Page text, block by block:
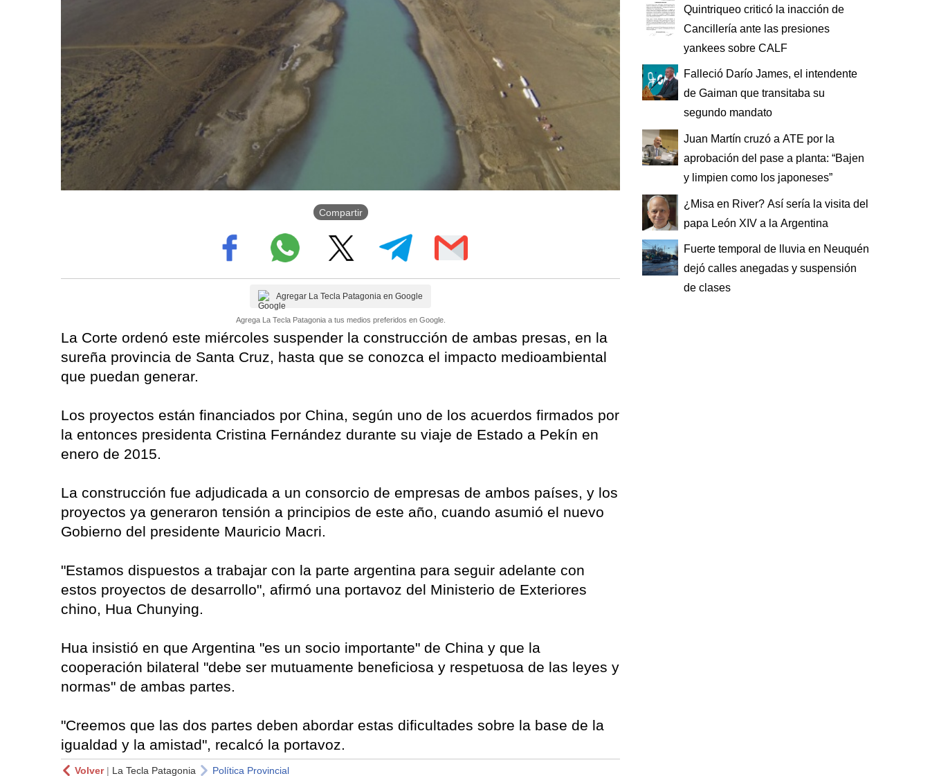
Compartir
Agregar La Tecla Patagonia en Google
Agrega La Tecla Patagonia a tus medios preferidos en Google.
La Corte ordenó este miércoles suspender la construcción de ambas presas, en la
sureña provincia de Santa Cruz, hasta que se conozca el impacto medioambiental
que puedan generar.
Los proyectos están financiados por China, según uno de los acuerdos firmados por
la entonces presidenta Cristina Fernández durante su viaje de Estado a Pekín en
enero de 2015.
La construcción fue adjudicada a un consorcio de empresas de ambos países, y los
proyectos ya generaron tensión a principios de este año, cuando asumió el nuevo
Gobierno del presidente Mauricio Macri.
"Estamos dispuestos a trabajar con la parte argentina para seguir adelante con
estos proyectos de desarrollo", afirmó una portavoz del Ministerio de Exteriores
chino, Hua Chunying.
Hua insistió en que Argentina "es un socio importante" de China y que la
cooperación bilateral "debe ser mutuamente beneficiosa y respetuosa de las leyes y
normas" de ambas partes.
"Creemos que las dos partes deben abordar estas dificultades sobre la base de la
igualdad y la amistad", recalcó la portavoz.
Volver| La Tecla Patagonia Política Provincial
Quintriqueo criticó la inacción de
Cancillería ante las presiones
yankees sobre CALF
Falleció Darío James, el intendente
de Gaiman que transitaba su
segundo mandato
Juan Martín cruzó a ATE por la
aprobación del pase a planta: “Bajen
y limpien como los japoneses”
¿Misa en River? Así sería la visita del
papa León XIV a la Argentina
Fuerte temporal de lluvia en Neuquén
dejó calles anegadas y suspensión
de clases